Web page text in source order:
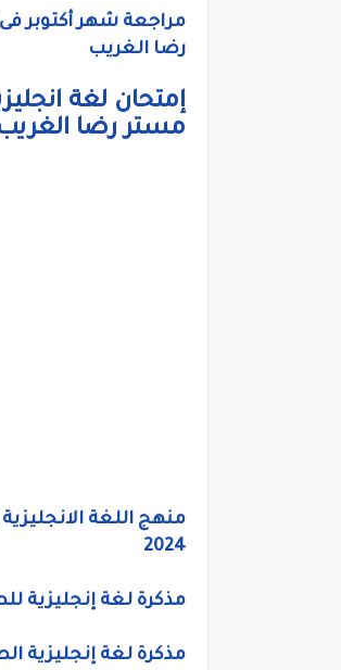
مراجعة شهر أكتوبر فى
رضا الغريب
إمتحان لغة
مستر رضا
2024
مذكرة لغة إنجليزية للصف